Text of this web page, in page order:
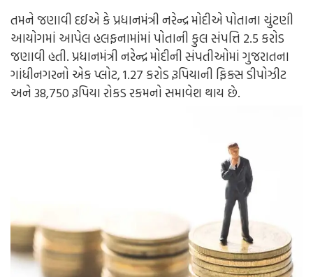
તમને જણાવી દઈએ કે પ્રધાનમંત્રી નરેન્દ્ર મોદીએ પોતાના ચુંટણી
આયોગમાં આપેલ હલફનામાંમાં પોતાની કુલ સંપત્તિ 2.5 કરોડ
જણાવી હતી. પ્રધાનમંત્રી નરેન્દ્ર મોદીની સંપતીઓમાં ગુજરાતના
ગાંધીનગરનો એક પ્લોટ, 1.27 કરોડ રૂપિયાની ફિક્સ ડીપોઝીટ
અને 38,750 રૂપિયા રોકડ રકમનો સમાવેશ થાય છે.